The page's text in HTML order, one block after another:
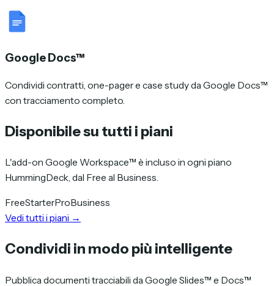
Google Docs™
Condividi contratti, one-pager e case study da Google Docs™
con tracciamento completo.
Disponibile su tutti i piani
L'add-on Google Workspace™ è incluso in ogni piano
HummingDeck, dal Free al Business.
FreeStarterProBusiness
Vedi tutti i piani →
Condividi in modo più intelligente
Pubblica documenti tracciabili da Google Slides™ e Docs™